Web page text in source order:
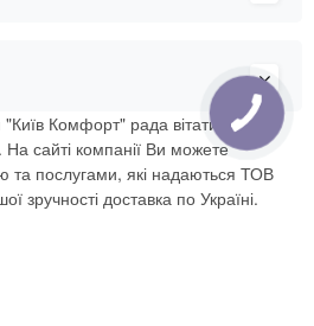
Комфорт" рада вітати Вас в
сайті компанії Ви можете
та послугами, які надаються ТОВ
доставка по Україні.